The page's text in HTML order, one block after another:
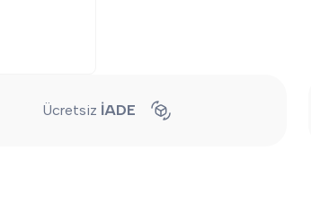
Ücretsiz İADE